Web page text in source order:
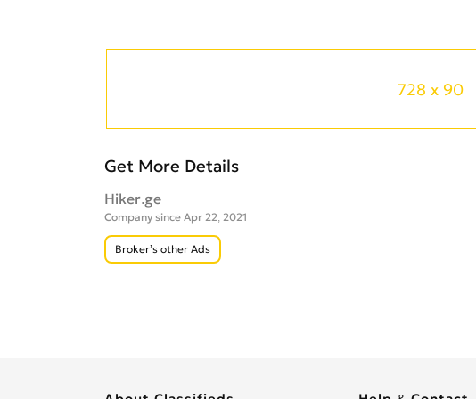
728 x 90
Get More Details
Hiker.ge
Company since Apr 22, 2021
Broker’s other Ads